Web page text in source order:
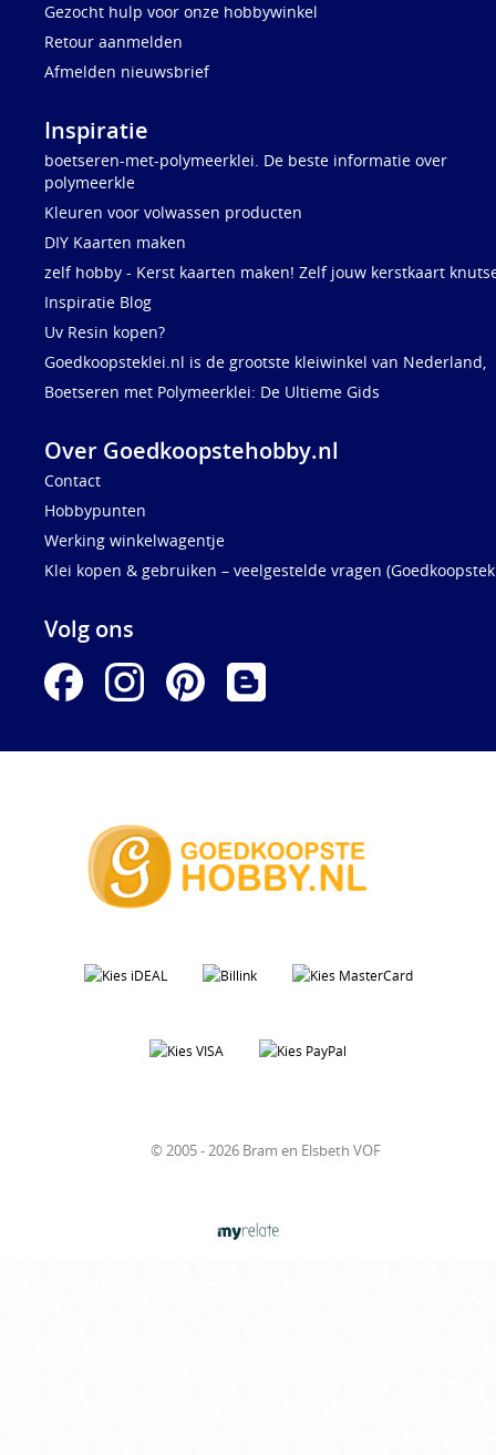
Gezocht hulp voor onze hobbywinkel
Retour aanmelden
Afmelden nieuwsbrief
Inspiratie
boetseren-met-polymeerklei. De beste informatie over
polymeerkle
Kleuren voor volwassen producten
DIY Kaarten maken
zelf hobby - Kerst kaarten maken! Zelf jouw kerstkaart
Inspiratie Blog
Uv Resin kopen?
Goedkoopsteklei.nl is de grootste kleiwinkel van Nederland,
Boetseren met Polymeerklei: De Ultieme Gids
Over Goedkoopstehobby.nl
Contact
Hobbypunten
Werking winkelwagentje
Klei kopen & gebruiken – veelgestelde vragen
Volg ons
© 2005 - 2026 Bram en Elsbeth VOF